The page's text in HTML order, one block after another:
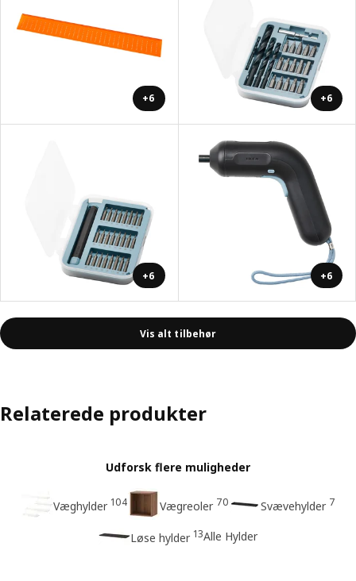
+6 +6
+6 +6
Vis alt tilbehør
Relaterede produkter
Udforsk flere muligheder
Væghylder 104 Vægreoler 70 Svævehylder 7
Løse hylder 13Alle Hylder